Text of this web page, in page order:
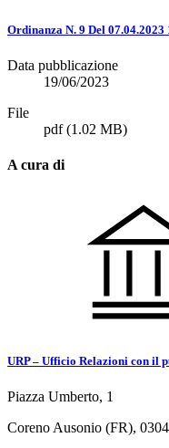
Ordinanza N. 9 Del 07.04.2023
Data pubblicazione
19/06/2023
File
pdf(1.02 MB)
A cura di
URP – Ufficio Relazioni con il
Piazza Umberto, 1
Coreno Ausonio (FR),